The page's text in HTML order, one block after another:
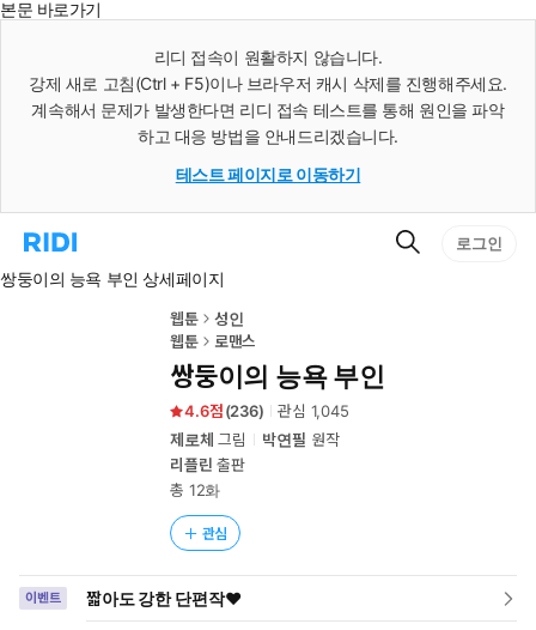
본문 바로가기
리디 접속이 원활하지 않습니다.
강제 새로 고침(Ctrl + F5)이나 브라우저 캐시 삭제를 진행해주세요.
계속해서 문제가 발생한다면 리디 접속 테스트를 통해 원인을 파악
하고 대응 방법을 안내드리겠습니다.
테스트 페이지로 이동하기
리
홈
검
로그인
쌍둥이의 능욕 부인 상세페이지
웹툰
성인
웹툰
로맨스
쌍둥이의 능욕 부인
4.6 (236) 관심 1,045
제로체 그림 박연필 원작
리플린 출판
총 12화
관심
이벤트 짧아도 강한 단편작❤️